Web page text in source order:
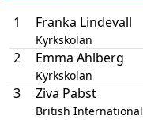
1 Franka Lindevall
Kyrkskolan
2 Emma Ahlberg
Kyrkskolan
3 Ziva Pabst
British International